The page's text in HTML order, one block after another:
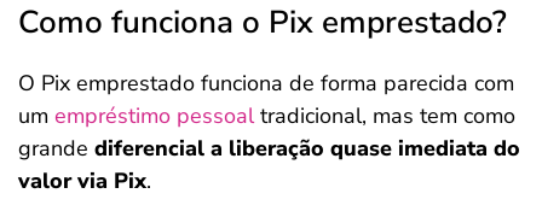
Como funciona o Pix emprestado?
O Pix emprestado funciona de forma parecida com
um empréstimo pessoaltradicional, mas tem como
grande diferencial a liberação quase imediata do
valor via Pix.